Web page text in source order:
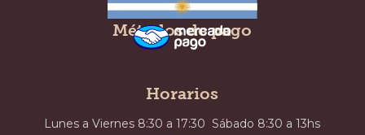
Horarios
Lunes a Viernes 8:30 a 17:30 Sábado 8:30 a 13hs
Métodos de pago